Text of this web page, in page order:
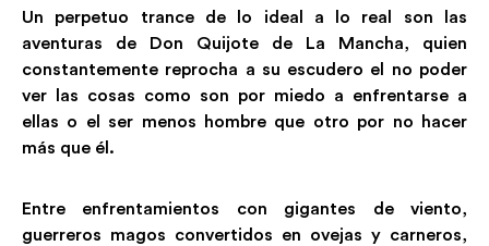
Un perpetuo trance de lo ideal a lo real son las
aventuras de Don Quijote de La Mancha, quien
constantemente reprocha a su escudero el no poder
ver las cosas como son por miedo a enfrentarse a
ellas o el ser menos hombre que otro por no hacer
más que él.
Entre enfrentamientos con gigantes de viento,
guerreros magos convertidos en ovejas y carneros,